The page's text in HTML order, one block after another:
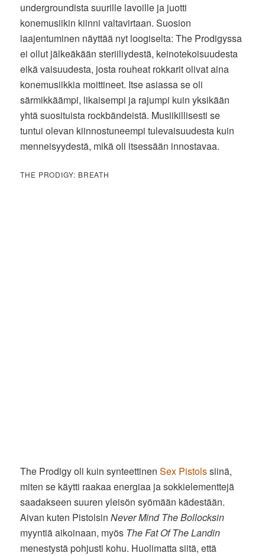
undergroundista suurille lavoille ja juotti
konemusiikin kiinni valtavirtaan. Suosion
laajentuminen näyttää nyt loogiselta: The Prodigyssa
ei ollut jälkeäkään steriiliydestä, keinotekoisuudesta
eikä vaisuudesta, josta rouheat rokkarit olivat aina
konemusiikkia moittineet. Itse asiassa se oli
särmikkäämpi, likaisempi ja rajumpi kuin yksikään
yhtä suosituista rockbändeistä. Musiikillisesti se
tuntui olevan kiinnostuneempi tulevaisuudesta kuin
menneisyydestä, mikä oli itsessään innostavaa.
THE PRODIGY: BREATH
The Prodigy oli kuin synteettinenSex Pistolssiinä,
miten se käytti raakaa energiaa ja sokkielementtejä
saadakseen suuren yleisön syömään kädestään.
Aivan kuten PistolsinNever Mind The Bollocksin
myyntiä aikoinaan, myös The Fat Of The Landin
menestystä pohjusti kohu. Huolimatta siitä, että